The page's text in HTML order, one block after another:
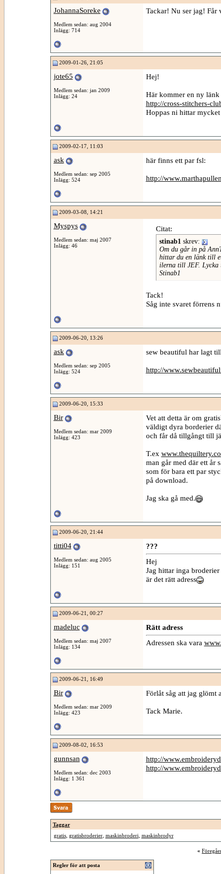
JohannaSoreke
Medlem sedan: aug 2004
Inlägg: 714
Tackar! Nu ser jag!
2009-01-26, 21:05
jote65
Medlem sedan: jan 2009
Inlägg: 24
Hej!
Här kommer en ny
http://cross-stitchers-
Hoppas ni hittar
2009-02-17, 11:03
ask
Medlem sedan: sep 2005
Inlägg: 524
här finns ett par fsl:
http://
2009-03-08, 14:21
Myspys
Medlem sedan: maj 2007
Inlägg: 46
Citat:
stinab1skrev:
Om du går in på
hittar du en länk till
ilerna till JEF.
Stinab1
Tack!
Såg inte svaret förrens
2009-06-20, 13:26
ask
Medlem sedan: sep 2005
Inlägg: 524
sew beautiful har lagt
http://
2009-06-20, 15:33
Bir
Medlem sedan: mar 2009
Inlägg: 423
Vet att detta är om
väldigt dyra borderier
och får då tillgångt till
T.ex
man går med där ett år
som för bara ett par
på download.
Jag ska gå med.
2009-06-20, 21:44
titti04
Medlem sedan: aug 2005
Inlägg: 151
???
Hej
Jag hittar inga
är det rätt adress
2009-06-21, 00:27
madeluc
Medlem sedan: maj 2007
Inlägg: 134
Rätt adress
Adressen ska vara
2009-06-21, 16:49
Bir
Medlem sedan: mar 2009
Inlägg: 423
Förlåt såg att jag glömt
Tack Marie.
2009-08-02, 16:53
gunnsan
Medlem sedan: dec 2003
Inlägg: 1 361
http://
http://
Taggar
gratis, gratisbroderier, maskinbroderi maskinbrodyr
«
Regler för att posta